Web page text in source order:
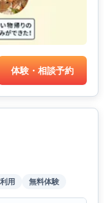
体験・相談予約
用 無料体験